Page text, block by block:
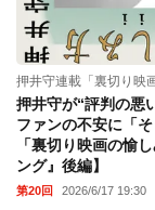
押井守連載「裏切り映
押井守が“評判の悪
ファンの不安に「
「裏切り映画の愉
ング』後編】
第20回 2026/6/17 19:30